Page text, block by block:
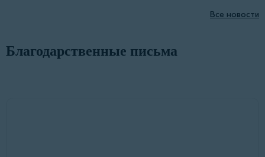
Все новости
Благодарственные письма